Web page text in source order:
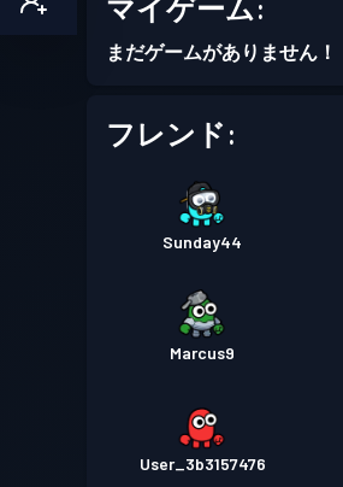
マイゲーム:
まだゲームがありません！
フレンド:
Sunday44
Marcus9
User_3b3157476